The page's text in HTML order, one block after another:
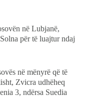
në Lubjanë,
për të luajtur ndaj
në mënyrë që të
Zvicra udhëheq
3, ndërsa Suedia